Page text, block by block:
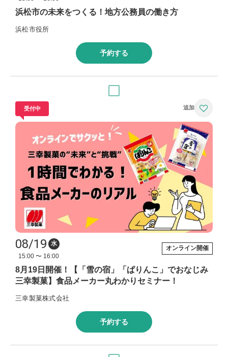
浜松市の未来をつくる！地方公務員の働き方
浜松市役所
予約する
受付中
08/19
水
15:00 〜 16:00
オンライン開催
8月19日開催！【「雪の宿」「ぱりんこ」でおなじみ
三幸製菓】食品メーカー丸わかりセミナー！
三幸製菓株式会社
予約する